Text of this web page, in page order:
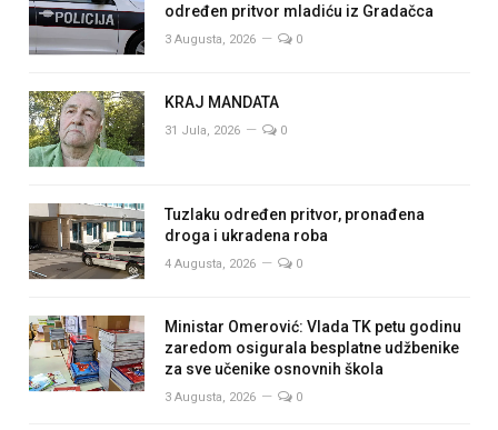
određen pritvor mladiću iz Gradačca
3 Augusta, 2026 0
KRAJ MANDATA
31 Jula, 2026 0
Tuzlaku određen pritvor, pronađena
droga i ukradena roba
4 Augusta, 2026 0
Ministar Omerović: Vlada TK petu godinu
zaredom osigurala besplatne udžbenike
za sve učenike osnovnih škola
3 Augusta, 2026 0